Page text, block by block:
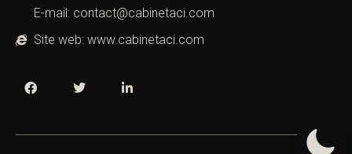
E-mail: contact@cabinetaci.com
Site web: www.cabinetaci.com